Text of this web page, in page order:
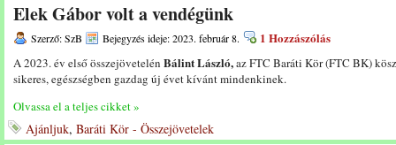
Elek Gábor volt a vendégünk
Szerző: SzB Bejegyzés ideje: 2023. február 8. 1 Hozzászólás
A 2023. év első összejövetelén Bálint László,az FTC Baráti Kör (FTC BK)
sikeres, egészségben gazdag új évet kívánt mindenkinek.
Olvassa el a teljes cikket »
Ajánljuk, Baráti Kör - Összejövetelek